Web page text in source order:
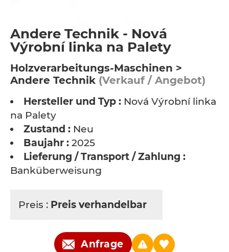
Andere Technik - Nová
Výrobní linka na Palety
Holzverarbeitungs-Maschinen >
Andere Technik (Verkauf / Angebot)
Hersteller und Typ : Nová Výrobní linka
na Palety
Zustand : Neu
Baujahr : 2025
Lieferung / Transport / Zahlung :
Banküberweisung
Preis : Preis verhandelbar
Anfrage